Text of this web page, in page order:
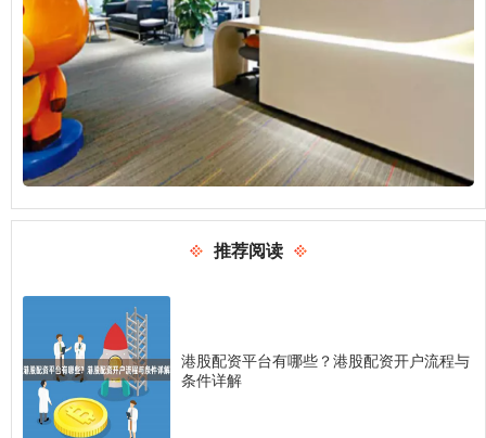
推荐阅读
港股配资平台有哪些？港股配资开户流程与
条件详解